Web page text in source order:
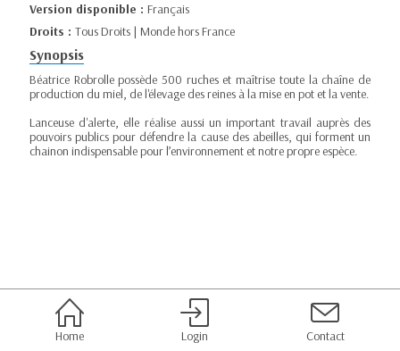
Version disponible : Français
Droits : Tous Droits | Monde hors France
Synopsis
Béatrice Robrolle possède 500 ruches et maîtrise toute la chaîne de
production du miel, de l'élevage des reines à la mise en pot et la vente.
Lanceuse d'alerte, elle réalise aussi un important travail auprès des
pouvoirs publics pour défendre la cause des abeilles, qui forment un
chainon indispensable pour l’environnement et notre propre espèce.
Home Login Contact